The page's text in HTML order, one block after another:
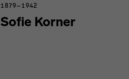
Sofie Korner
1879–1942